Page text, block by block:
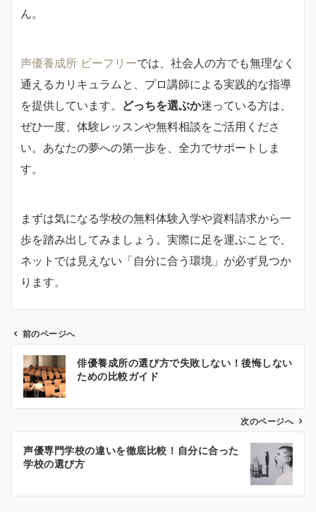
ん。
声優養成所 ビーフリーでは、社会人の方でも無理なく
通えるカリキュラムと、プロ講師による実践的な指導
を提供しています。 どっちを選ぶか迷っている方は、
ぜひ一度、体験レッスンや無料相談をご活用くださ
い。あなたの夢への第一歩を、全力でサポートしま
す。
まずは気になる学校の無料体験入学や資料請求から一
歩を踏み出してみましょう。実際に足を運ぶことで、
ネットでは見えない「自分に合う環境」が必ず見つか
ります。
ン
前のページへ
俳優養成所の選び方で失敗しない！後悔しない
ための比較ガイド
次のページへ
声優専門学校の違いを徹底比較！自分に合った
学校の選び方